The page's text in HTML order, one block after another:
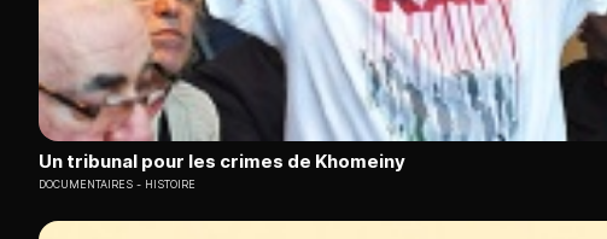
Un tribunal pour les crimes de Khomeiny
DOCUMENTAIRES HISTOIRE